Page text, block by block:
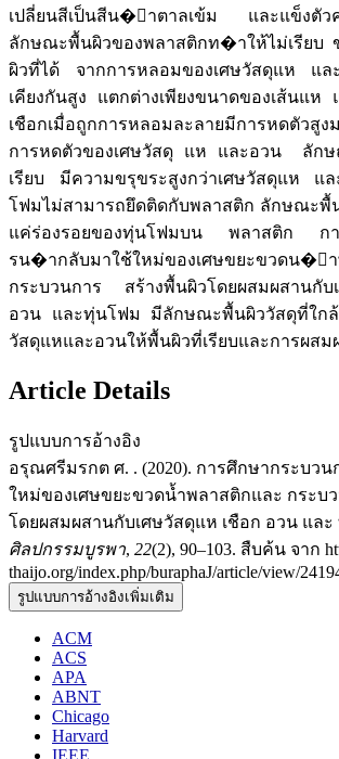
เปลี่ยนสีเป็นสีน�้าตาลเข้ม และแข็งตั
ลักษณะพื้นผิวของพลาสติกท�าให้ไม่เรียบ
ผิวที่ได้ จากการหลอมของเศษวัสดุแห แ
เคียงกันสูง แตกต่างเพียงขนาดของเส้นแ
เชือกเมื่อถูกการหลอมละลายมีการหดตัวสูง
การหดตัวของเศษวัสดุ แห และอวน ลักษ
เรียบ มีความขรุขระสูงกว่าเศษวัสดุแห แ
โฟมไม่สามารถยึดติดกับพลาสติก ลักษณะพื้น
แค่ร่องรอยของทุ่นโฟมบน พลาสติก กา
รน�ากลับมาใช้ใหม่ของเศษขยะขวดน�้า
กระบวนการ สร้างพื้นผิวโดยผสมผสานกั
อวน และทุ่นโฟม มีลักษณะพื้นผิววัสดุที่ใกล้
วัสดุแหและอวนให้พื้นผิวที่เรียบและการผสม
Article Details
รูปแบบการอ้างอิง
อรุณศรีมรกต ศ. . (2020). การศึกษากระบว
ใหม่ของเศษขยะขวดน้ำพลาสติกและ กระบ
โดยผสมผสานกับเศษวัสดุแห เชือก อวน แล
ศิลปกรรมบูรพา, 22(2), 90–103. สืบค้น จาก
thaijo.org/index.php/buraphaJ/article/view/
รูปแบบการอ้างอิงเพิ่มเติม
ACM
ACS
APA
ABNT
Chicago
Harvard